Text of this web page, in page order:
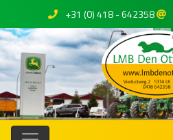
+31 (0) 418 - 642358